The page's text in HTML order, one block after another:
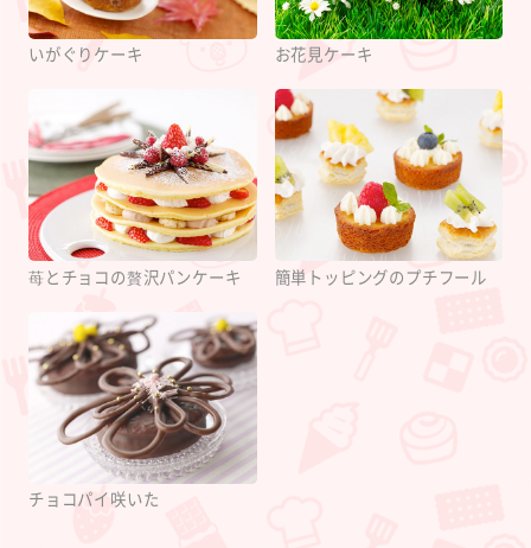
いがぐりケーキ お花見ケーキ
苺とチョコの贅沢パンケーキ 簡単トッピングのプチフール
チョコパイ咲いた